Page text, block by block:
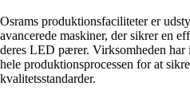
Osrams produktionsfaciliteter er
avancerede maskiner, der sikrer en
deres LED pærer. Virksomheden har
hele produktionsprocessen for at
kvalitetsstandarder.